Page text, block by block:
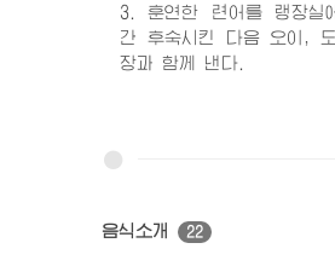
3. 훈연한 련어를 랭장실
간 후숙시킨 다음 오이,
장과 함께 낸다.
음식소개 22